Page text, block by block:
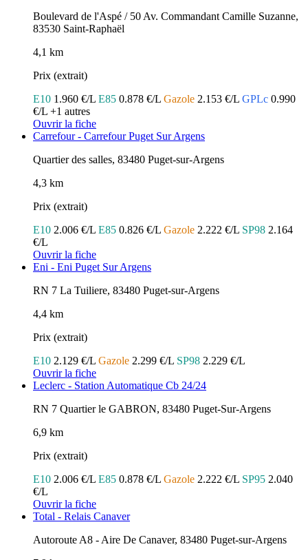
Boulevard de l'Aspé / 50 Av. Commandant Camille Suzanne,
83530 Saint-Raphaël
4,1 km
Prix (extrait)
E10 1.960 €/L E85 0.878 €/L Gazole 2.153 €/L GPLc 0.990
€/L +1 autres
Ouvrir la fiche
Carrefour - Carrefour Puget Sur Argens
Quartier des salles, 83480 Puget-sur-Argens
4,3 km
Prix (extrait)
E10 2.006 €/L E85 0.826 €/L Gazole 2.222 €/L SP98 2.164
€/L
Ouvrir la fiche
Eni - Eni Puget Sur Argens
RN 7 La Tuiliere, 83480 Puget-sur-Argens
4,4 km
Prix (extrait)
E10 2.129 €/L Gazole 2.299 €/L SP98 2.229 €/L
Ouvrir la fiche
Leclerc - Station Automatique Cb 24/24
RN 7 Quartier le GABRON, 83480 Puget-Sur-Argens
6,9 km
Prix (extrait)
E10 2.006 €/L E85 0.878 €/L Gazole 2.222 €/L SP95 2.040
€/L
Ouvrir la fiche
Total - Relais Canaver
Autoroute A8 - Aire De Canaver, 83480 Puget-sur-Argens